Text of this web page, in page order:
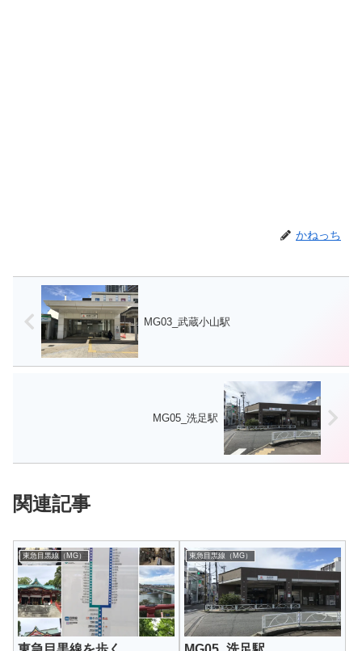
かねっち
MG03_武蔵小山駅
MG05_洗足駅
関連記事
東急目黒線（MG） 東急目黒線（MG）